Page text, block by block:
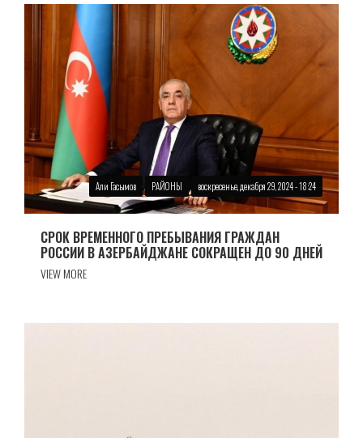
Али Гасымов РАЙОНЫ воскресенье, декабря 29, 2024 - 18:24
СРОК ВРЕМЕННОГО ПРЕБЫВАНИЯ ГРАЖДАН
РОССИИ В АЗЕРБАЙДЖАНЕ СОКРАЩЕН ДО 90 ДНЕЙ
VIEW MORE